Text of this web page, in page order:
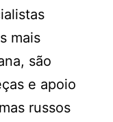
mais
são
e apoio
russos